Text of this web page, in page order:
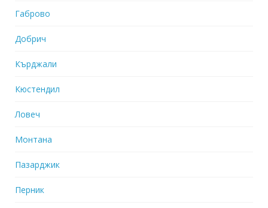
Габрово
Добрич
Кърджали
Кюстендил
Ловеч
Монтана
Пазарджик
Перник